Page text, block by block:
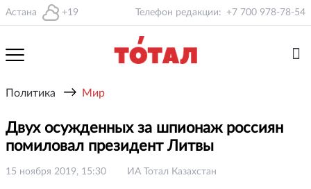
Астана +19 Телефон редакции: +7 700 978-78-54
Политика → Мир
Двух осужденных за шпионаж россиян
помиловал президент Литвы
15 ноября 2019, 15:30 ИА Тотал Казахстан